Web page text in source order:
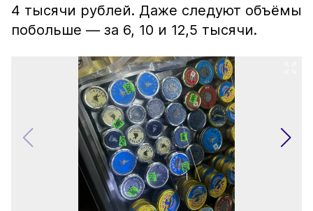
4 тысячи рублей. Даже следуют объёмы
побольше — за 6, 10 и 12,5 тысячи.